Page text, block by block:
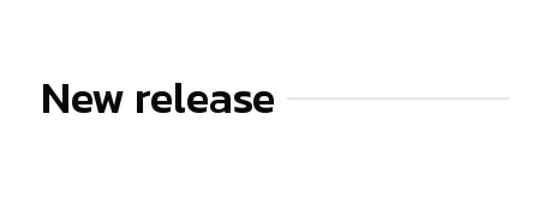
New release